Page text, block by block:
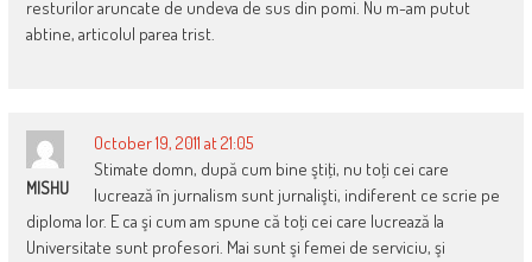
resturilor aruncate de undeva de sus din pomi. Nu m-am putut
abtine, articolul parea trist.
MISHU
October 19, 2011 at 21:05
Stimate domn, după cum bine ştiţi, nu toţi cei care
lucrează în jurnalism sunt jurnalişti, indiferent ce scrie pe
diploma lor. E ca şi cum am spune că toţi cei care lucrează la
Universitate sunt profesori. Mai sunt şi femei de serviciu, şi